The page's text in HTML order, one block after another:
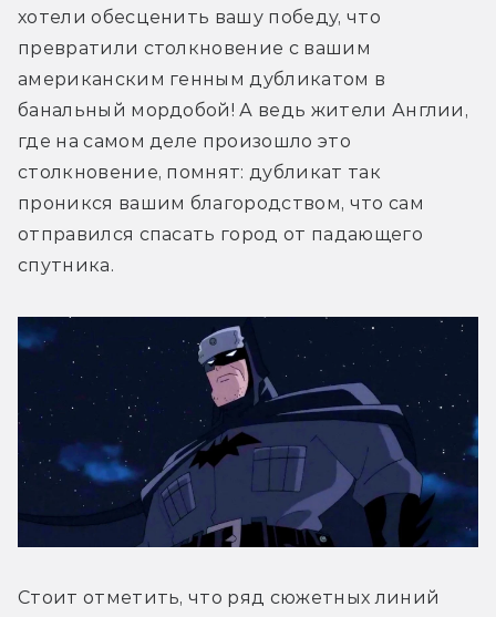
хотели обесценить вашу победу, что
превратили столкновение с вашим
американским генным дубликатом в
банальный мордобой! А ведь жители Англии,
где на самом деле произошло это
столкновение, помнят: дубликат так
проникся вашим благородством, что сам
отправился спасать город от падающего
спутника.
Стоит отметить, что ряд сюжетных линий